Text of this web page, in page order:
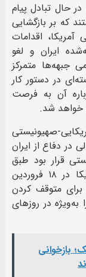
در حال تبادل پیام
که بر بازگشایی
آمریکا، اقدامات
ایران و لغو
جبهه‌ها متمرکز
در دستور کار
آن به فرصت
خواهد شد.
صهیونیستی
در دفاع از ایران
قرار بود طبق
شروط آتش‌بس اعلامی میان ایران و آمریکا در ۱۸ فروردین
متوقف کردن
در روزهای
بازخوانی